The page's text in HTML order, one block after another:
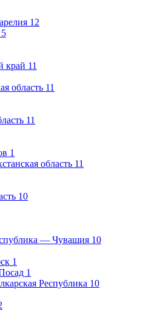
12
5
край 11
область 11
11
1
область 11
10
— Чувашия 10
1
1
Республика 10